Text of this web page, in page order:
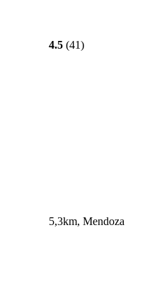
4.5 (41)
5,3km, Mendoza